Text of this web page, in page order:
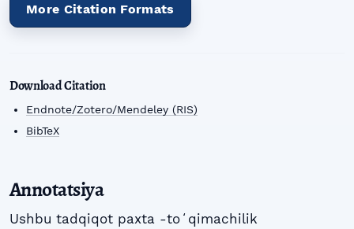
More Citation Formats
Download Citation
Endnote/Zotero/Mendeley (RIS)
BibTeX
Annotatsiya
Ushbu tadqiqot paxta -toʻqimachilik